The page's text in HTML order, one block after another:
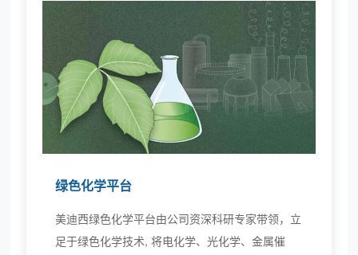
绿色化学平台
美迪西绿色化学平台由公司资深科研专家带领，立
足于绿色化学技术, 将电化学、光化学、金属催